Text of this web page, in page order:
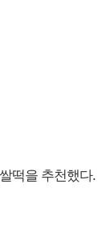
떡을 추천했다.